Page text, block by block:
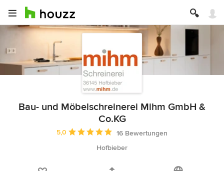
Bau- und Möbelschreinerei Mihm GmbH &
Co.KG
Durchschnittliche Bewertung: 5 von 5 Sternen
5,0
16 Bewertungen
Hofbieber